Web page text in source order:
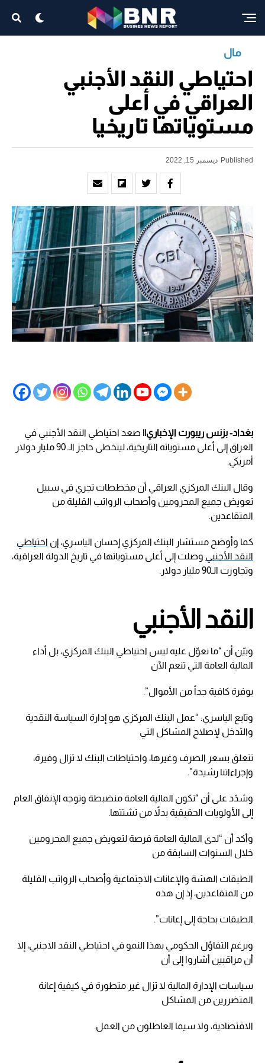
مال
احتياطي النقد الأجنبي
العراقي في أعلى
مستوياتها تاريخيا
Published ديسمبر 15, 2022
بغداد- بزنس ريبورت الإخباري|| صعد احتياطي النقد الأجنبي في
العراق إلى أعلى مستوياته التاريخية، ليتخطى حاجز الـ 90 مليار دولار
أمريكي.
وقال البنك المركزي العراقي أن مخططات تجري في سبيل
تعويض جميع المحرومين وأصحاب الرواتب القليلة من
المتقاعدين.
كما وأوضح مستشار البنك المركزي إحسان الياسري، إن احتياطي
النقد الأجنبي وصلت إلى أعلى مستوياتها في تاريخ الدولة العراقية،
وتجاوزت الـ90 مليار دولار.
النقد الأجنبي
وبيّن أن “ما نعوّل عليه ليس احتياطي البنك المركزي، بل أداء
المالية العامة التي تنعم الآن
بوفرة كافية جداً من الأموال”.
وتابع الياسري: “عمل البنك المركزي هو إدارة السياسة النقدية
والتدخل لإصلاح المشاكل التي
تتعلق بسعر الصرف وغيرها، واحتياطات البنك لا تزال وفيرة،
وإجراءاتنا رشيدة”.
وشدّد على أن “تكون المالية العامة منضبطة وتوجه الإنفاق العام
إلى الأولويات الحقيقية بدلاً من تشتتها.
وأكد أن “لدى المالية العامة فرصة لتعويض جميع المحرومين
خلال السنوات السابقة من
الطبقات الهشة والإعانات الاجتماعية وأصحاب الرواتب القليلة
من المتقاعدين، إذ إن هذه
الطبقات بحاجة إلى إعانات”.
وبرغم التفاؤل الحكومي بهذا النمو في احتياطي النقد الاجنبي، إلا
أن مراقبين أشاروا إلى أن
سياسات الإدارة المالية لا تزال غير متطورة في كيفية إعانة
المتضررين من المشاكل
الاقتصادية، ولا سيما العاطلون من العمل.